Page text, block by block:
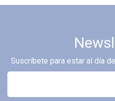
Suscríbete para estar al día